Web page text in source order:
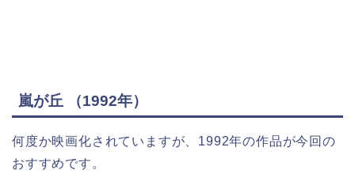
嵐が丘 （1992年）
何度か映画化されていますが、1992年の作品が今回の
おすすめです。